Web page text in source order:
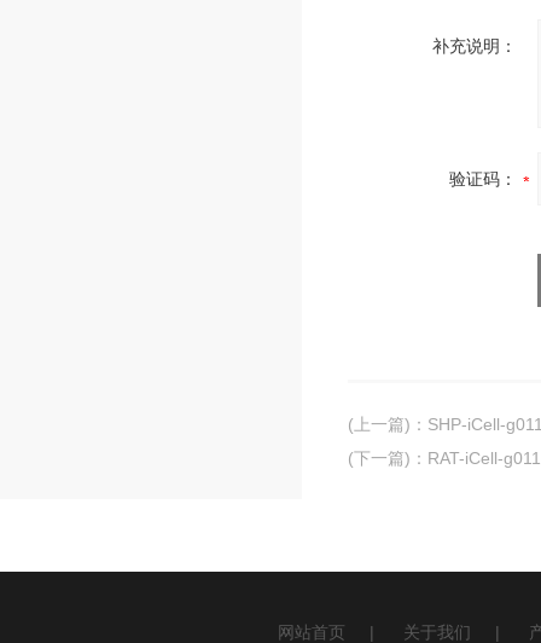
补充说明：
验证码：
(上一篇) ： SHP-iCell-
(下一篇) ： RAT-iCell-
网站首页 | 关于我们 |